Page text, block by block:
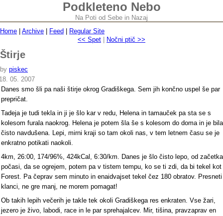
Podkleteno Nebo
Na Poti od Sebe in Nazaj
Home
Archive Feed
Regular Site
<< Spet
Nočni ptič >>
Štirje
by piskec
05. 2007
Danes smo šli pa naši štirje okrog Gradiškega. Sem jih končno uspel še par
prepričat.
Tadeja je tudi tekla in ji je šlo kar v redu, Helena in tamauček pa sta se s
kolesom furala naokrog. Helena je potem šla še s kolesom do doma in je bila
čisto navdušena. Lepi, mirni kraji so tam okoli nas, v tem letnem času se je
enkratno potikati naokoli.
4km, 26:00, 174/96%, 424kCal, 6:30/km. Danes je šlo čisto lepo, od začetka
počasi, da se ogrejem, potem pa v tistem tempu, ko se ti zdi, da bi tekel kot
Forest. Pa čeprav sem minuto in enaidvajset tekel čez 180 obratov. Presneti
klanci, ne gre manj, ne morem pomagat!
Ob takih lepih večerih je takle tek okoli Gradiškega res enkraten. Vse žari,
jezero je živo, labodi, race in le par sprehajalcev. Mir, tišina, pravzaprav en